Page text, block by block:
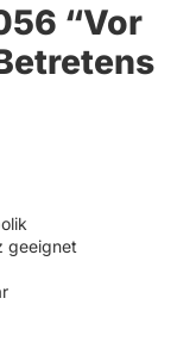
“Vor
geeignet